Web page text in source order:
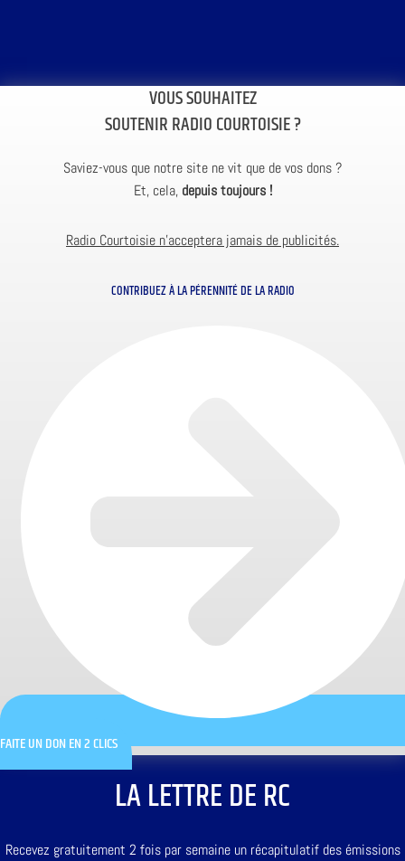
VOUS SOUHAITEZ
SOUTENIR RADIO COURTOISIE ?
Saviez-vous que notre site ne vit que de vos dons ?
Et, cela, depuis toujours !
Radio Courtoisie n’acceptera jamais de publicités.
CONTRIBUEZ À LA PÉRENNITÉ DE LA RADIO
FAITE UN DON EN 2 CLICS
LA LETTRE DE RC
Recevez gratuitement 2 fois par semaine un récapitulatif des émissions